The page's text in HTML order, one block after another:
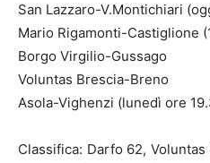
San Lazzaro-V.Montichiari
Mario Rigamonti-Castiglione
Borgo Virgilio-Gussago
Voluntas Brescia-Breno
Asola-Vighenzi (lunedì ore
Classifica: Darfo 62,